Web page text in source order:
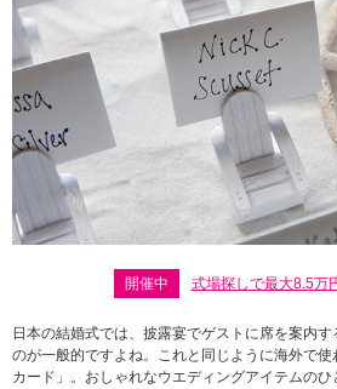
開催中 式場探しで最大8.5万
日本の結婚式では、披露宴でゲストに席を案内
のが一般的ですよね。これと同じように海外で使
カード」。おしゃれなウエディングアイテムの